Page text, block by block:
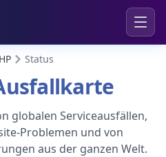
Status
globalen Serviceausfällen,
Problemen und von
aus der ganzen Welt.